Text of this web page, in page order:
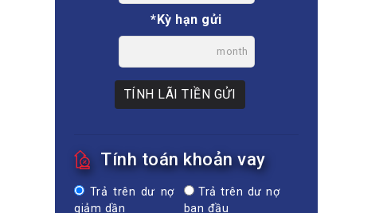
*Kỳ hạn gửi
month
TÍNH LÃI TIỀN GỬI
Tính toán khoản vay
Trả trên dư nợ
giảm dần
Trả trên dư nợ
ban đầu